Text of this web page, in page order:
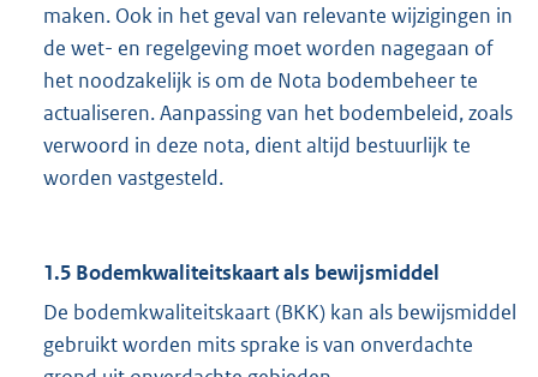
maken. Ook in het geval van relevante wijzigingen in
de wet- en regelgeving moet worden nagegaan of
het noodzakelijk is om de Nota bodembeheer te
actualiseren. Aanpassing van het bodembeleid, zoals
verwoord in deze nota, dient altijd bestuurlijk te
worden vastgesteld.
1.5 Bodemkwaliteitskaart als bewijsmiddel
De bodemkwaliteitskaart (BKK) kan als bewijsmiddel
gebruikt worden mits sprake is van onverdachte